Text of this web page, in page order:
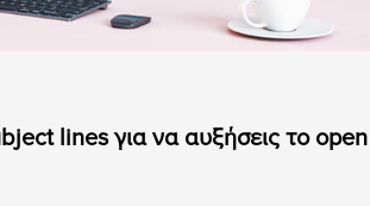
lines για να αυξήσεις το open